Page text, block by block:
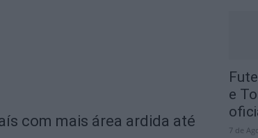
com mais área ardida até
e
7 de